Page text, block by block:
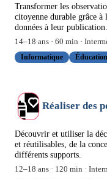
Transformer les
citoyenne durable grâce à
données à leur publication.
14–18 ans · 60 min ·
Informatique
Réaliser des
Découvrir et utiliser la
et réutilisables, de la
différents supports.
12–18 ans · 120 min ·